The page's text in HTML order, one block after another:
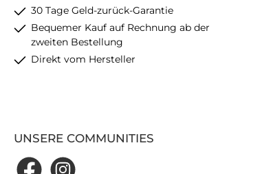
30 Tage Geld-zurück-Garantie
Bequemer Kauf auf Rechnung ab der
zweiten Bestellung
Direkt vom Hersteller
UNSERE COMMUNITIES